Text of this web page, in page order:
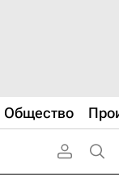
Общество